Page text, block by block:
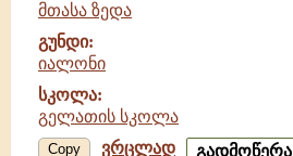
მთასა ზედა
გუნდი:
იალონი
სკოლა:
გელათის სკოლა
Copy ვრცლად მთასა
გადმოწერა